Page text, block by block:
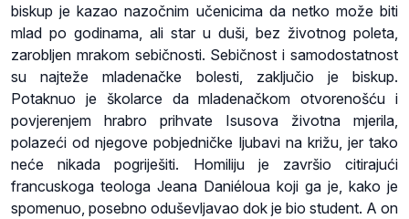
biskup je kazao nazočnim učenicima da netko može biti
mlad po godinama, ali star u duši, bez životnog poleta,
zarobljen mrakom sebičnosti. Sebičnost i samodostatnost
su najteže mladenačke bolesti, zaključio je biskup.
Potaknuo je školarce da mladenačkom otvorenošću i
povjerenjem hrabro prihvate Isusova životna mjerila,
polazeći od njegove pobjedničke ljubavi na križu, jer tako
neće nikada pogriješiti. Homiliju je završio citirajući
francuskoga teologa Jeana Daniéloua koji ga je, kako je
spomenuo, posebno oduševljavao dok je bio student. A on